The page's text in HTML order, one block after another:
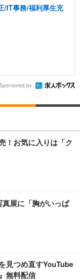
/IT事務/福利厚生充
Sponsored by
！お気に入りは「ク
展に「胸がいっぱ
見つめ直すYouTube
無料配信